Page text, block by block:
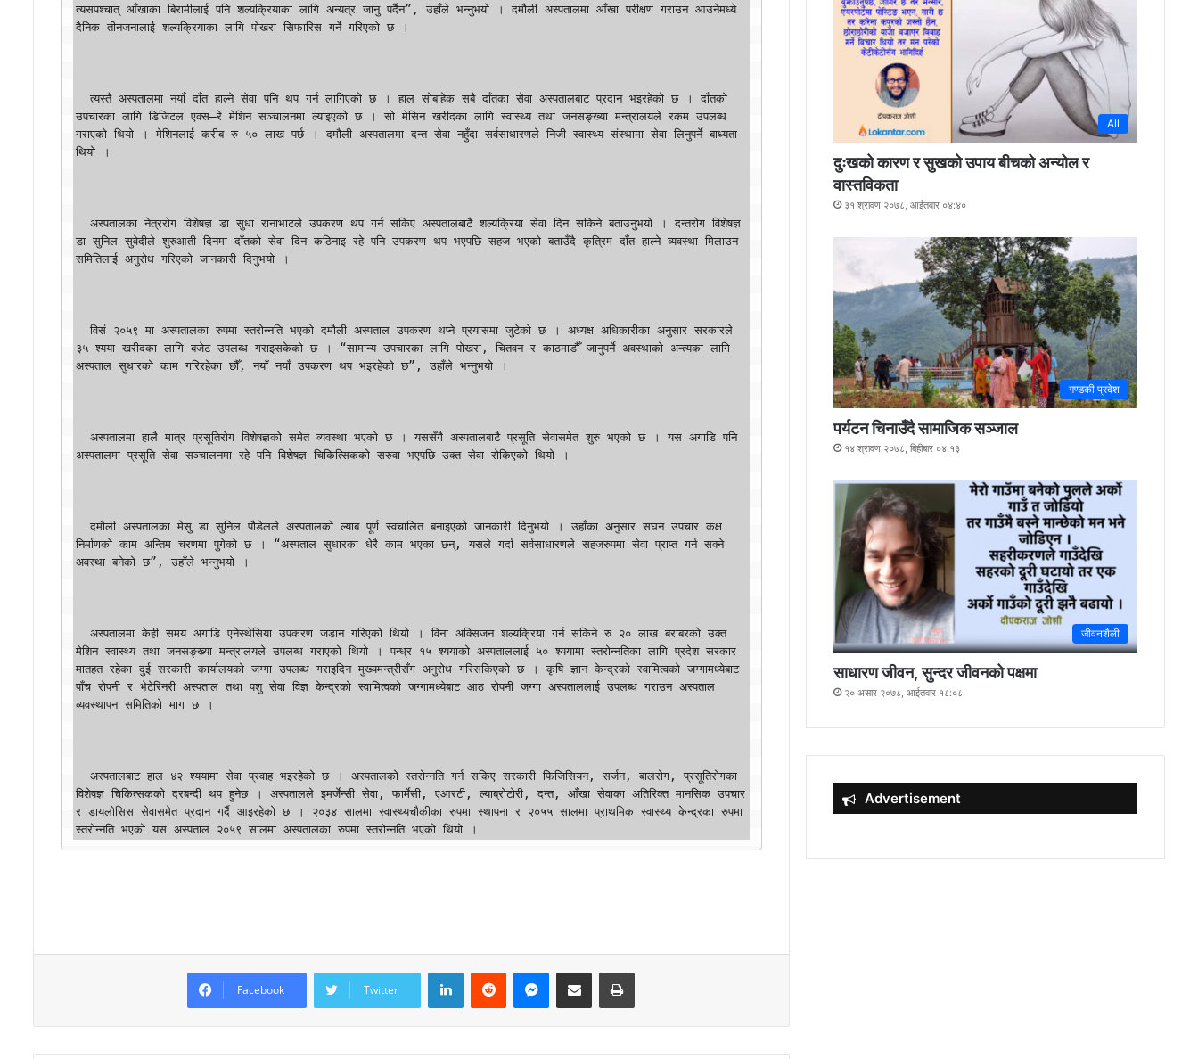
त्यसपश्चात् आँखाका बिरामीलाई पनि शल्यक्रियाका लागि अन्यत्र जानु पर्दैन”, उहाँले भन्नुभयो । दमौली अस्पतालमा आँखा परीक्षण गराउन आउनेमध्ये
दैनिक तीनजनालाई शल्यक्रियाका लागि पोखरा सिफारिस गर्ने गरिएको छ ।
  त्यस्तै अस्पतालमा नयाँ दाँत हाल्ने सेवा पनि थप गर्न लागिएको छ । हाल सोबाहेक सबै दाँतका सेवा अस्पतालबाट प्रदान भइरहेको छ । दाँतको
उपचारका लागि डिजिटल एक्स–रे मेशिन सञ्चालनमा ल्याइएको छ । सो मेसिन खरीदका लागि स्वास्थ्य तथा जनसङ्ख्या मन्त्रालयले रकम उपलब्ध
गराएको थियो । मेशिनलाई करीब रु ५० लाख पर्छ । दमौली अस्पतालमा दन्त सेवा नहुँदा सर्वसाधारणले निजी स्वास्थ्य संस्थामा सेवा लिनुपर्ने बाध्यता
थियो ।
  अस्पतालका नेत्ररोग विशेषज्ञ डा सुधा रानाभाटले उपकरण थप गर्न सकिए अस्पतालबाटै शल्यक्रिया सेवा दिन सकिने बताउनुभयो । दन्तरोग विशेषज्ञ
डा सुनिल सुवेदीले शुरुआती दिनमा दाँतको सेवा दिन कठिनाइ रहे पनि उपकरण थप भएपछि सहज भएको बताउँदै कृत्रिम दाँत हाल्ने व्यवस्था मिलाउन
समितिलाई अनुरोध गरिएको जानकारी दिनुभयो ।
  विसं २०५९ मा अस्पतालका रुपमा स्तरोन्नति भएको दमौली अस्पताल उपकरण थप्ने प्रयासमा जुटेको छ । अध्यक्ष अधिकारीका अनुसार सरकारले
३५ श्यया खरीदका लागि बजेट उपलब्ध गराइसकेको छ । “सामान्य उपचारका लागि पोखरा, चितवन र काठमाडौँ जानुपर्ने अवस्थाको अन्त्यका लागि
अस्पताल सुधारको काम गरिरहेका छौँ, नयाँ नयाँ उपकरण थप भइरहेको छ”, उहाँले भन्नुभयो ।
  अस्पतालमा हालै मात्र प्रसूतिरोग विशेषज्ञको समेत व्यवस्था भएको छ । यससँगै अस्पतालबाटै प्रसूति सेवासमेत शुरु भएको छ । यस अगाडि पनि
अस्पतालमा प्रसूति सेवा सञ्चालनमा रहे पनि विशेषज्ञ चिकित्सिकको सरुवा भएपछि उक्त सेवा रोकिएको थियो ।
  दमौली अस्पतालका मेसु डा सुनिल पौडेलले अस्पतालको ल्याब पूर्ण स्वचालित बनाइएको जानकारी दिनुभयो । उहाँका अनुसार सघन उपचार कक्ष
निर्माणको काम अन्तिम चरणमा पुगेको छ । “अस्पताल सुधारका धेरै काम भएका छन्, यसले गर्दा सर्वसाधारणले सहजरुपमा सेवा प्राप्त गर्न सक्ने
अवस्था बनेको छ”, उहाँले भन्नुभयो ।
  अस्पतालमा केही समय अगाडि एनेस्थेसिया उपकरण जडान गरिएको थियो । विना अक्सिजन शल्यक्रिया गर्न सकिने रु २० लाख बराबरको उक्त
मेशिन स्वास्थ्य तथा जनसङ्ख्या मन्त्रालयले उपलब्ध गराएको थियो । पन्ध्र १५ श्ययाको अस्पताललाई ५० श्ययामा स्तरोन्नतिका लागि प्रदेश सरकार
मातहत रहेका दुई सरकारी कार्यालयको जग्गा उपलब्ध गराइदिन मुख्यमन्त्रीसँग अनुरोध गरिसकिएको छ । कृषि ज्ञान केन्द्रको स्वामित्वको जग्गामध्येबाट
पाँच रोपनी र भेटेरिनरी अस्पताल तथा पशु सेवा विज्ञ केन्द्रको स्वामित्वको जग्गामध्येबाट आठ रोपनी जग्गा अस्पताललाई उपलब्ध गराउन अस्पताल
व्यवस्थापन समितिको माग छ ।
  अस्पतालबाट हाल ४२ श्ययामा सेवा प्रवाह भइरहेको छ । अस्पतालको स्तरोन्नति गर्न सकिए सरकारी फिजिसियन, सर्जन, बालरोग, प्रसूतिरोगका
विशेषज्ञ चिकित्सकको दरबन्दी थप हुनेछ । अस्पतालले इमर्जेन्सी सेवा, फार्मेसी, एआरटी, ल्याब्रोटोरी, दन्त, आँखा सेवाका अतिरिक्त मानसिक उपचार
र डायलोसिस सेवासमेत प्रदान गर्दै आइरहेको छ । २०३४ सालमा स्वास्थ्यचौकीका रुपमा स्थापना र २०५५ सालमा प्राथमिक स्वास्थ्य केन्द्रका रुपमा
स्तरोन्नति भएको यस अस्पताल २०५९ सालमा अस्पतालका रुपमा स्तरोन्नति भएको थियो ।
Facebook Twitter
LinkedInReddit Messenger
Share via Email Print
All
दुःखको कारण र सुखको उपाय बीचको अन्योल र
वास्तविकता
३१ श्रावण २०७८, आईतवार ०४:४०
गण्डकी प्रदेश
पर्यटन चिनाउँदै सामाजिक सञ्जाल
१४ श्रावण २०७८, बिहीबार ०४:१३
जीवनशैली
साधारण जीवन, सुन्दर जीवनको पक्षमा
२० असार २०७८, आईतवार १८:०८
Advertisement